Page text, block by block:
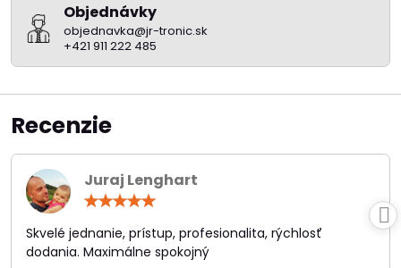
Objednávky
objednavka@jr-tronic.sk
+421 911 222 485
Recenzie
Juraj Lenghart
/
5
Skvelé jednanie, prístup, profesionalita, rýchlosť
dodania. Maximálne spokojný